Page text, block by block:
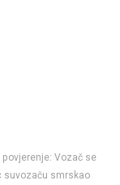
Vozač se
suvozaču smrskao